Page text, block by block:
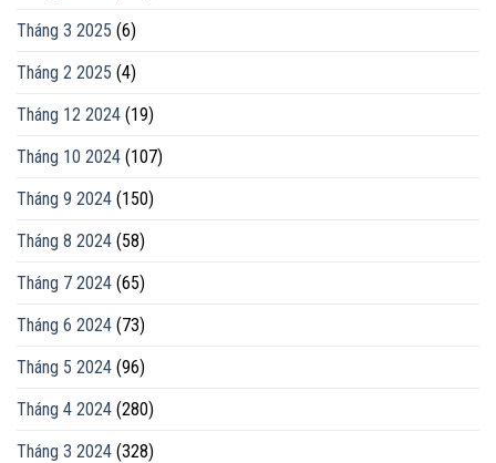
Tháng 3 2025 (6)
Tháng 2 2025 (4)
Tháng 12 2024 (19)
Tháng 10 2024 (107)
Tháng 9 2024 (150)
Tháng 8 2024 (58)
Tháng 7 2024 (65)
Tháng 6 2024 (73)
Tháng 5 2024 (96)
Tháng 4 2024 (280)
Tháng 3 2024 (328)